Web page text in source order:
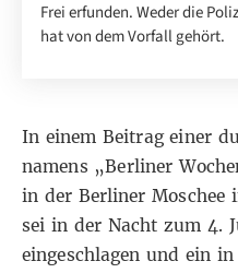
Frei erfunden. Weder die
hat von dem Vorfall gehört.
In einem Beitrageiner
namens „Berliner
in der Berliner Moschee
sei in der Nacht zum 4.
eingeschlagen und ein